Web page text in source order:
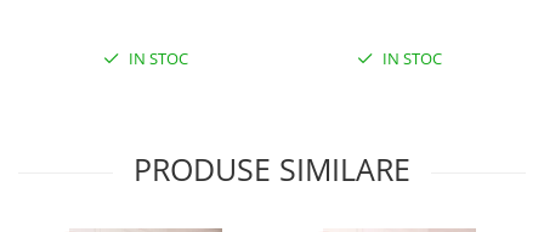
IN STOC IN STOC
PRODUSE SIMILARE